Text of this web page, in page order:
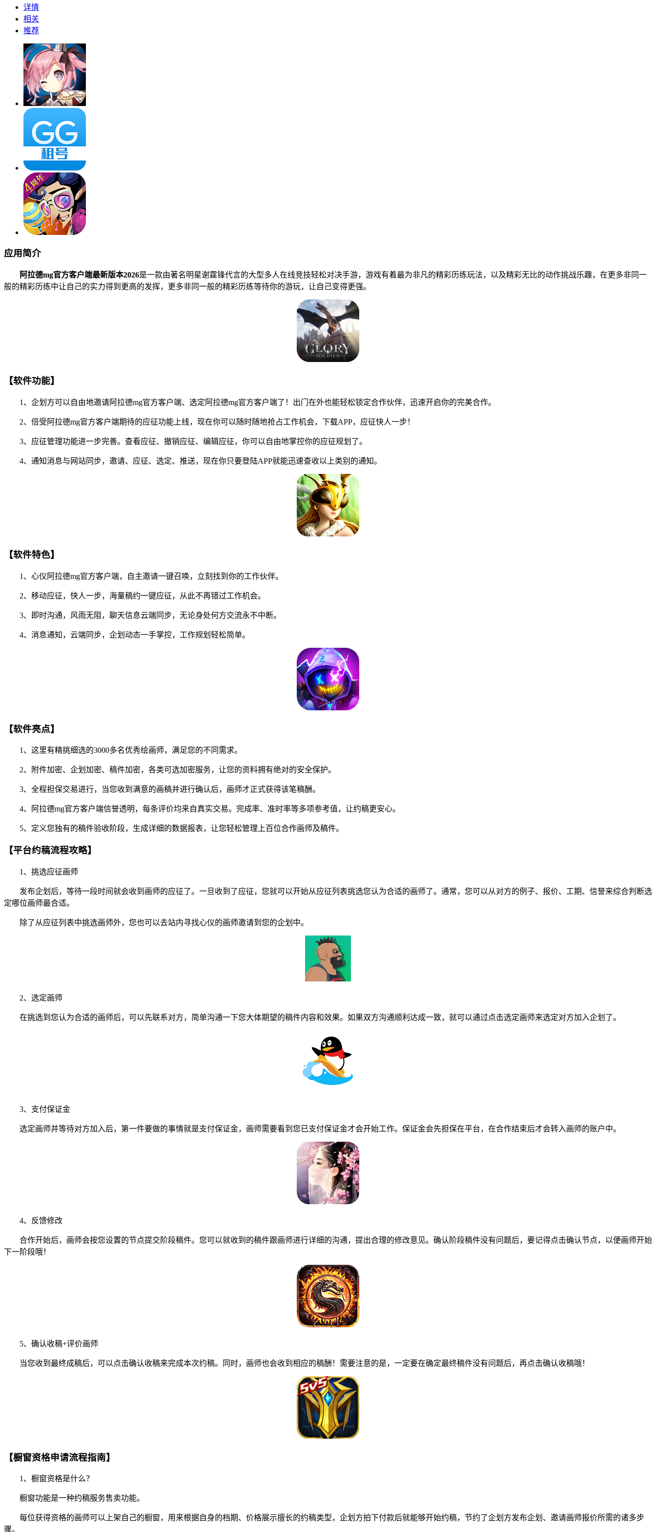
详情
相关
推荐
应用简介
阿拉德mg官方客户端最新版本2026是一款由著名明星谢霆锋代言的大型多人在线竞技轻松对决手游，游戏有着最为非凡的精彩历练玩法，以及精彩无比的动作挑战乐趣，在更多非同一
般的精彩历练中让自己的实力得到更高的发挥，更多非同一般的精彩历练等待你的游玩，让自己变得更强。
【软件功能】
1、企划方可以自由地邀请阿拉德mg官方客户端、选定阿拉德mg官方客户端了！出门在外也能轻松锁定合作伙伴，迅速开启你的完美合作。
2、倍受阿拉德mg官方客户端期待的应征功能上线，现在你可以随时随地抢占工作机会，下载APP，应征快人一步！
3、应征管理功能进一步完善。查看应征、撤销应征、编辑应征，你可以自由地掌控你的应征规划了。
4、通知消息与网站同步，邀请、应征、选定、推送，现在你只要登陆APP就能迅速查收以上类别的通知。
【软件特色】
1、心仪阿拉德mg官方客户端，自主邀请一键召唤，立刻找到你的工作伙伴。
2、移动应征，快人一步，海量稿约一键应征，从此不再错过工作机会。
3、即时沟通，风雨无阻，聊天信息云端同步，无论身处何方交流永不中断。
4、消息通知，云端同步，企划动态一手掌控，工作规划轻松简单。
【软件亮点】
1、这里有精挑细选的3000多名优秀绘画师，满足您的不同需求。
2、附件加密、企划加密、稿件加密，各类可选加密服务，让您的资料拥有绝对的安全保护。
3、全程担保交易进行，当您收到满意的画稿并进行确认后，画师才正式获得该笔稿酬。
4、阿拉德mg官方客户端信誉透明，每条评价均来自真实交易。完成率、准时率等多项参考值，让约稿更安心。
5、定义您独有的稿件验收阶段，生成详细的数据报表，让您轻松管理上百位合作画师及稿件。
【平台约稿流程攻略】
1、挑选应征画师
发布企划后，等待一段时间就会收到画师的应征了。一旦收到了应征，您就可以开始从应征列表挑选您认为合适的画师了。通常，您可以从对方的例子、报价、工期、信誉来综合判断选
定哪位画师最合适。
除了从应征列表中挑选画师外，您也可以去站内寻找心仪的画师邀请到您的企划中。
2、选定画师
在挑选到您认为合适的画师后，可以先联系对方，简单沟通一下您大体期望的稿件内容和效果。如果双方沟通顺利达成一致，就可以通过点击选定画师来选定对方加入企划了。
3、支付保证金
选定画师并等待对方加入后，第一件要做的事情就是支付保证金，画师需要看到您已支付保证金才会开始工作。保证金会先担保在平台，在合作结束后才会转入画师的账户中。
4、反馈修改
合作开始后，画师会按您设置的节点提交阶段稿件。您可以就收到的稿件跟画师进行详细的沟通，提出合理的修改意见。确认阶段稿件没有问题后，要记得点击确认节点，以便画师开始
下一阶段哦！
5、确认收稿+评价画师
当您收到最终成稿后，可以点击确认收稿来完成本次约稿。同时，画师也会收到相应的稿酬！需要注意的是，一定要在确定最终稿件没有问题后，再点击确认收稿哦！
【橱窗资格申请流程指南】
1、橱窗资格是什么？
橱窗功能是一种约稿服务售卖功能。
每位获得资格的画师可以上架自己的橱窗，用来根据自身的档期、价格展示擅长的约稿类型，企划方拍下付款后就能够开始约稿，节约了企划方发布企划、邀请画师报价所需的诸多步
骤。